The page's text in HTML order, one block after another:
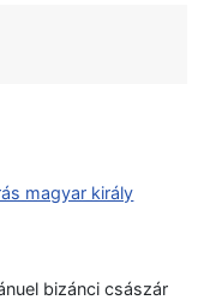
magyar király
bizánci császár